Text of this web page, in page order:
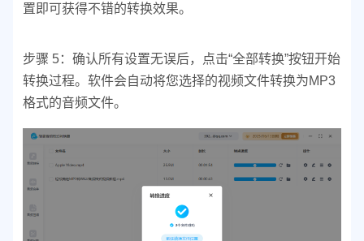
置即可获得不错的转换效果。
步骤 5：确认所有设置无误后，点击“全部转换”按钮开始
转换过程。 软件会自动将您选择的视频文件转换为MP3
格式的音频文件。